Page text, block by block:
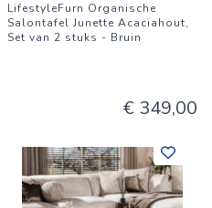
LifestyleFurn Organische
Salontafel Junette Acaciahout,
Set van 2 stuks - Bruin
€ 349,00